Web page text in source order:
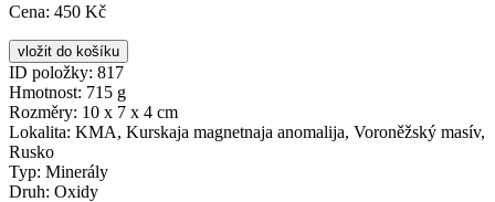
Cena: 450 Kč
ID položky: 817
Hmotnost: 715 g
Rozměry: 10 x 7 x 4 cm
Lokalita: KMA, Kurskaja magnetnaja anomalija, Voroněžský masív,
Rusko
Typ: Minerály
Druh: Oxidy